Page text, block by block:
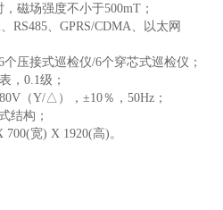
磁场强度不小于500mT；
RS485、GPRS/CDMA、以太网
压接式巡检仪/6个穿芯式巡检仪；
，0.1级；
（Y/△），±10％，50Hz；
结构；
700(宽) X 1920(高)。